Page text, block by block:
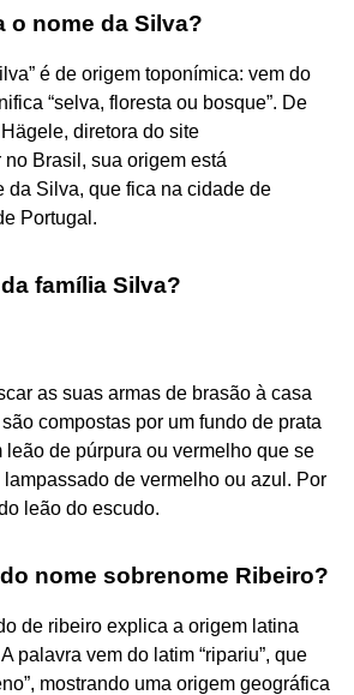
o nome da Silva?
é de origem toponímica: vem do
“selva, floresta ou bosque”. De
diretora do site
no Brasil, sua origem está
da Silva, que fica na cidade de
Portugal.
família Silva?
as suas armas de brasão à casa
compostas por um fundo de prata
leão de púrpura ou vermelho que se
de vermelho ou azul. Por
leão do escudo.
nome sobrenome Ribeiro?
de ribeiro explica a origem latina
palavra vem do latim “ripariu”, que
mostrando uma origem geográfica